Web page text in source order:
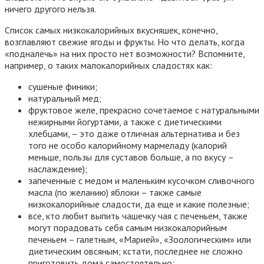
ничего другого нельзя.
Список самых низкокалорийных вкусняшек, конечно,
возглавляют свежие ягоды и фрукты. Но что делать, когда
«подналечь» на них просто нет возможности? Вспомните,
например, о таких малокалорийных сладостях как:
сушеные финики;
натуральный мед;
фруктовое желе, прекрасно сочетаемое с натуральными
нежирными йогуртами, а также с диетическими
хлебцами, – это даже отличная альтернатива и без
того не особо калорийному мармеладу (калорий
меньше, пользы для суставов больше, а по вкусу –
наслаждение);
запеченные с медом и маленьким кусочком сливочного
масла (по желанию) яблоки – также самые
низкокалорийные сладости, да еще и какие полезные;
все, кто любит выпить чашечку чая с печеньем, также
могут порадовать себя самым низкокалорийным
печеньем – галетным, «Марией», «Зоологическим» или
диетическим овсяным; кстати, последнее не сложно